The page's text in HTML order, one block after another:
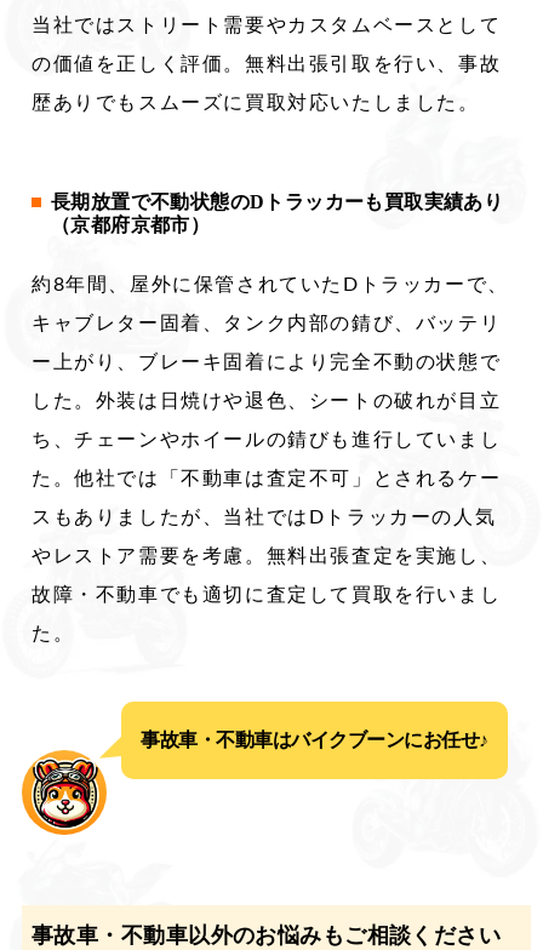
当社ではストリート需要やカスタムベースとして
の価値を正しく評価。無料出張引取を行い、事故
歴ありでもスムーズに買取対応いたしました。
長期放置で不動状態のDトラッカーも買取実績あり
（京都府京都市）
約8年間、屋外に保管されていたDトラッカーで、
キャブレター固着、タンク内部の錆び、バッテリ
ー上がり、ブレーキ固着により完全不動の状態で
した。外装は日焼けや退色、シートの破れが目立
ち、チェーンやホイールの錆びも進行していまし
た。他社では「不動車は査定不可」とされるケー
スもありましたが、当社ではDトラッカーの人気
やレストア需要を考慮。無料出張査定を実施し、
故障・不動車でも適切に査定して買取を行いまし
た。
事故車・不動車はバイクブーンにお任せ♪
事故車・不動車以外のお悩みもご相談ください